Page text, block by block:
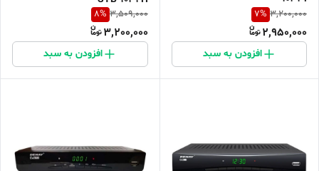
3,200,000
7%
2,950,000
افزودن به سبد
3,509,000
8%
3,200,000
افزودن به سبد